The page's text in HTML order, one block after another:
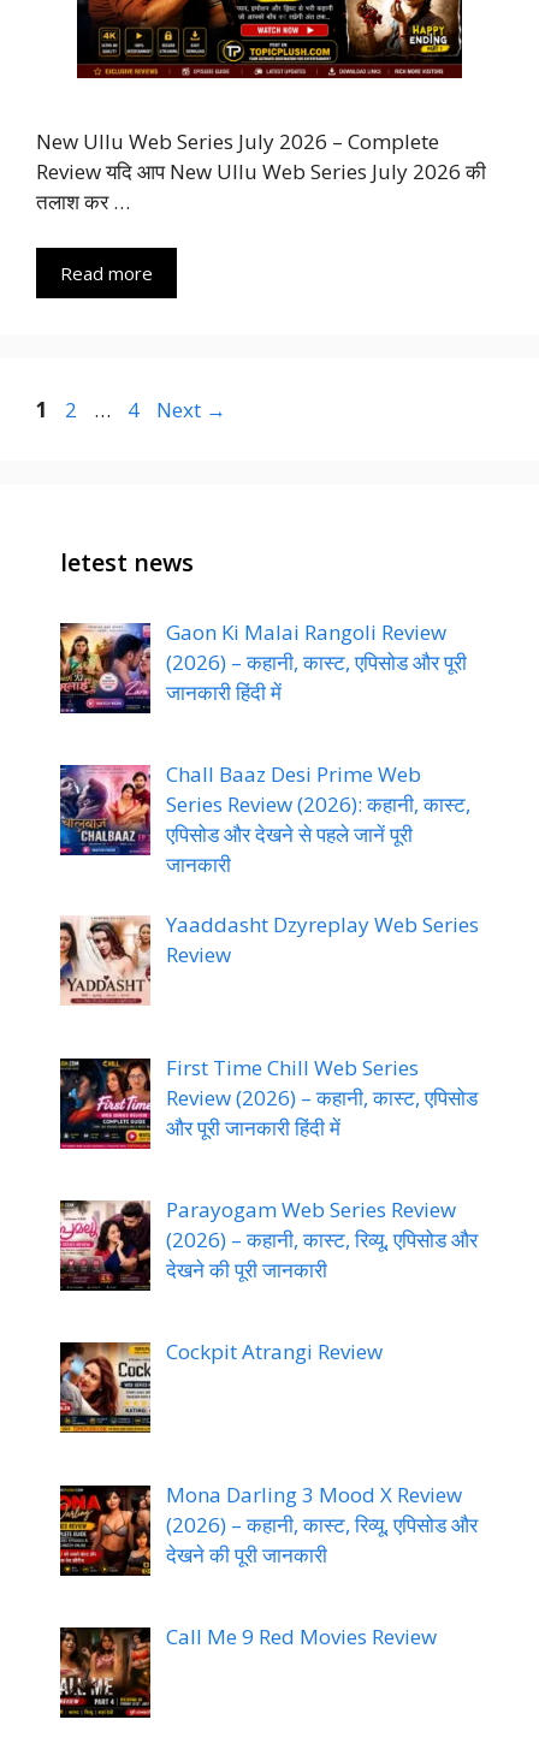
New Ullu Web Series July 2026 – Complete
Review यदि आप New Ullu Web Series July 2026 की
तलाश कर …
Read more
Page
1 Page
2 … Page
4 Next →
letest news
Gaon Ki Malai Rangoli Review
(2026) – कहानी, कास्ट, एपिसोड और पूरी
जानकारी हिंदी में
Chall Baaz Desi Prime Web
Series Review (2026): कहानी, कास्ट,
एपिसोड और देखने से पहले जानें पूरी
जानकारी
Yaaddasht Dzyreplay Web Series
Review
First Time Chill Web Series
Review (2026) – कहानी, कास्ट, एपिसोड
और पूरी जानकारी हिंदी में
Parayogam Web Series Review
(2026) – कहानी, कास्ट, रिव्यू, एपिसोड और
देखने की पूरी जानकारी
Cockpit Atrangi Review
Mona Darling 3 Mood X Review
(2026) – कहानी, कास्ट, रिव्यू, एपिसोड और
देखने की पूरी जानकारी
Call Me 9 Red Movies Review